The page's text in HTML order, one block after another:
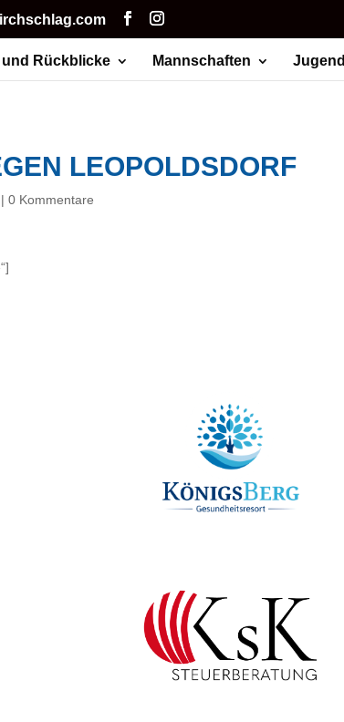
und Rückblicke Mannschaften Jugend
LEOPOLDSDORF
|0 Kommentare